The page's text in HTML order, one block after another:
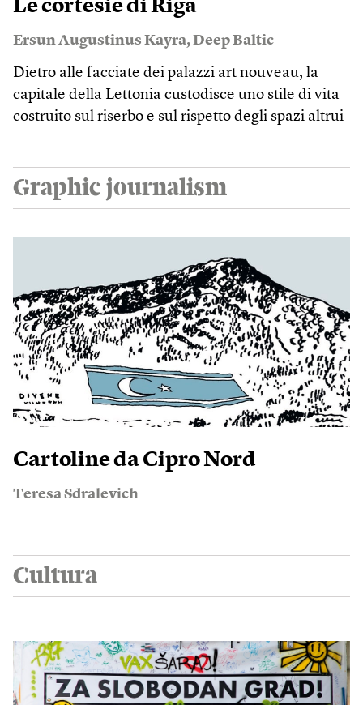
Le cortesie di Riga
Ersun Augustinus Kayra,Deep Baltic
Dietro alle facciate dei palazzi art nouveau, la
capitale della Lettonia custodisce uno stile di vita
costruito sul riserbo e sul rispetto degli spazi altrui
Graphic journalism
Cartoline da Cipro Nord
Teresa Sdralevich
Cultura